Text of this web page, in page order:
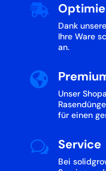

Dank
Ihre Ware
an.

Unser
für einen
w Service
Bei